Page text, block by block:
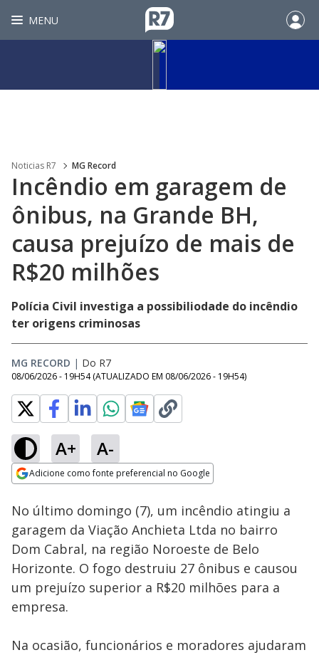
MENU
Noticias R7 MG Record
Incêndio em garagem de
ônibus, na Grande BH,
causa prejuízo de mais de
R$20 milhões
Polícia Civil investiga a possibiliodade do incêndio
ter origens criminosas
MG RECORD | Do R7
08/06/2026 - 19H54 (ATUALIZADO EM 08/06/2026 - 19H54)
A+ A-
Adicione como fonte preferencial no Google
Ativar
Loaded
14.20%
No último domingo (7), um incêndio atingiu a
garagem da Viação Anchieta Ltda no bairro
Dom Cabral, na região Noroeste de Belo
Horizonte. O fogo destruiu 27 ônibus e causou
um prejuízo superior a R$20 milhões para a
empresa.
Na ocasião, funcionários e moradores ajudaram